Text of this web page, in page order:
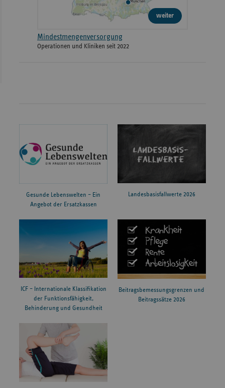
weiter
Mindestmengenversorgung
Operationen und Kliniken seit 2022
Gesunde Lebenswelten – Ein
Angebot der Ersatzkassen
Landesbasisfallwerte 2026
ICF – Internationale Klassifikation
der Funktionsfähigkeit,
Behinderung und Gesundheit
Beitragsbemessungsgrenzen und
Beitragssätze 2026